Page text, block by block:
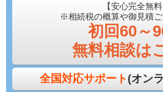
【安心完全無料
※相続税の概算や御見積ご
初回60～
無料相談は
全国対応サポート(オン